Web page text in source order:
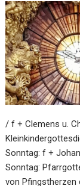
/ f + Clemens u.
Sonntag: f +
Sonntag:
von Pfingstherzen